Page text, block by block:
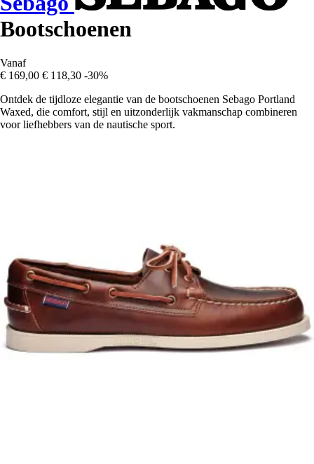
Bootschoenen
Vanaf
€ 169,00 € 118,30 -30%
Ontdek de tijdloze elegantie van de bootschoenen Sebago Portland
Waxed, die comfort, stijl en uitzonderlijk vakmanschap combineren
voor liefhebbers van de nautische sport.